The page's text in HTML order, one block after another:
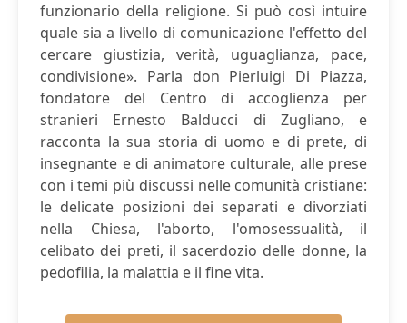
funzionario della religione. Si può così intuire
quale sia a livello di comunicazione l'effetto del
cercare giustizia, verità, uguaglianza, pace,
condivisione». Parla don Pierluigi Di Piazza,
fondatore del Centro di accoglienza per
stranieri Ernesto Balducci di Zugliano, e
racconta la sua storia di uomo e di prete, di
insegnante e di animatore culturale, alle prese
con i temi più discussi nelle comunità cristiane:
le delicate posizioni dei separati e divorziati
nella Chiesa, l'aborto, l'omosessualità, il
celibato dei preti, il sacerdozio delle donne, la
pedofilia, la malattia e il fine vita.